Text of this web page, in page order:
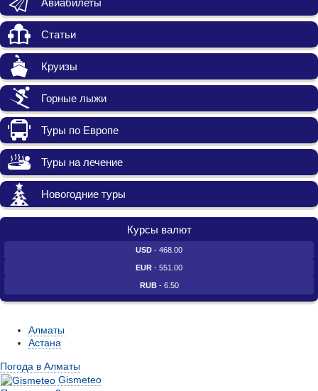
Статьи
Круизы
Горные лыжи
Туры по Европе
Туры на лечение
Новогодние туры
Курсы валют
USD - 468.00
EUR - 551.00
RUB- 6.50
Алматы
Астана
Погода в Алматы
Gismeteo